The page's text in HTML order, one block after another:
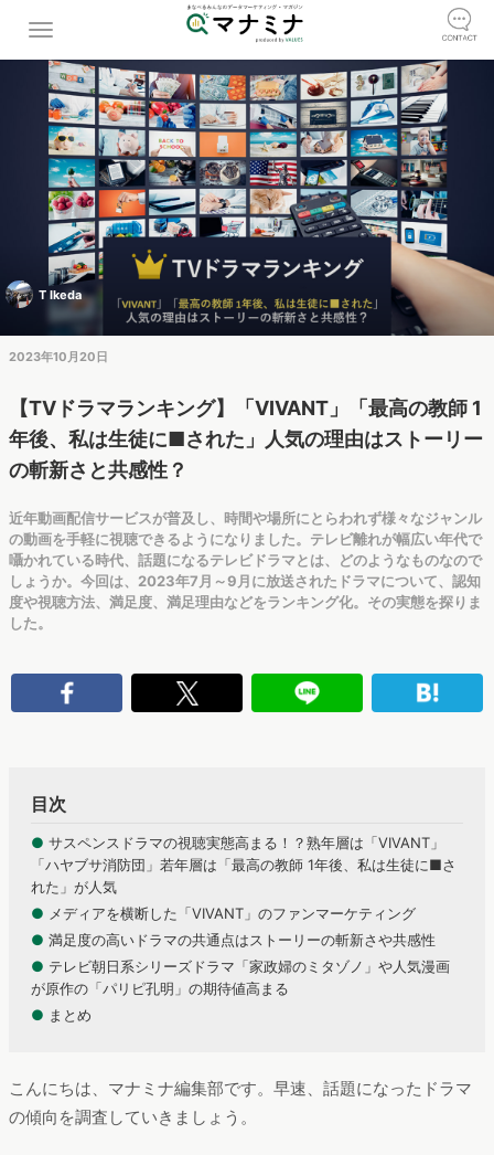
T Ikeda
2023年10月20日
【TVドラマランキング】「VIVANT」「最高の教師 1
年後、私は生徒に■された」人気の理由はストーリー
の斬新さと共感性？
近年動画配信サービスが普及し、時間や場所にとらわれず様々なジャンル
の動画を手軽に視聴できるようになりました。テレビ離れが幅広い年代で
囁かれている時代、話題になるテレビドラマとは、どのようなものなので
しょうか。今回は、2023年7月～9月に放送されたドラマについて、認知
度や視聴方法、満足度、満足理由などをランキング化。その実態を探りま
した。
目次
● サスペンスドラマの視聴実態高まる！？熟年層は「VIVANT」
「ハヤブサ消防団」若年層は「最高の教師 1年後、私は生徒に■さ
れた」が人気
● メディアを横断した「VIVANT」のファンマーケティング
● 満足度の高いドラマの共通点はストーリーの斬新さや共感性
● テレビ朝日系シリーズドラマ「家政婦のミタゾノ」や人気漫画
が原作の「パリピ孔明」の期待値高まる
● まとめ
こんにちは、マナミナ編集部です。早速、話題になったドラマ
の傾向を調査していきましょう。